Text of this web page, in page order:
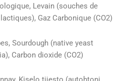
Levain (souches de
Gaz Carbonique (CO2)
Sourdough (native yeast
Carbon dioxide (CO2)